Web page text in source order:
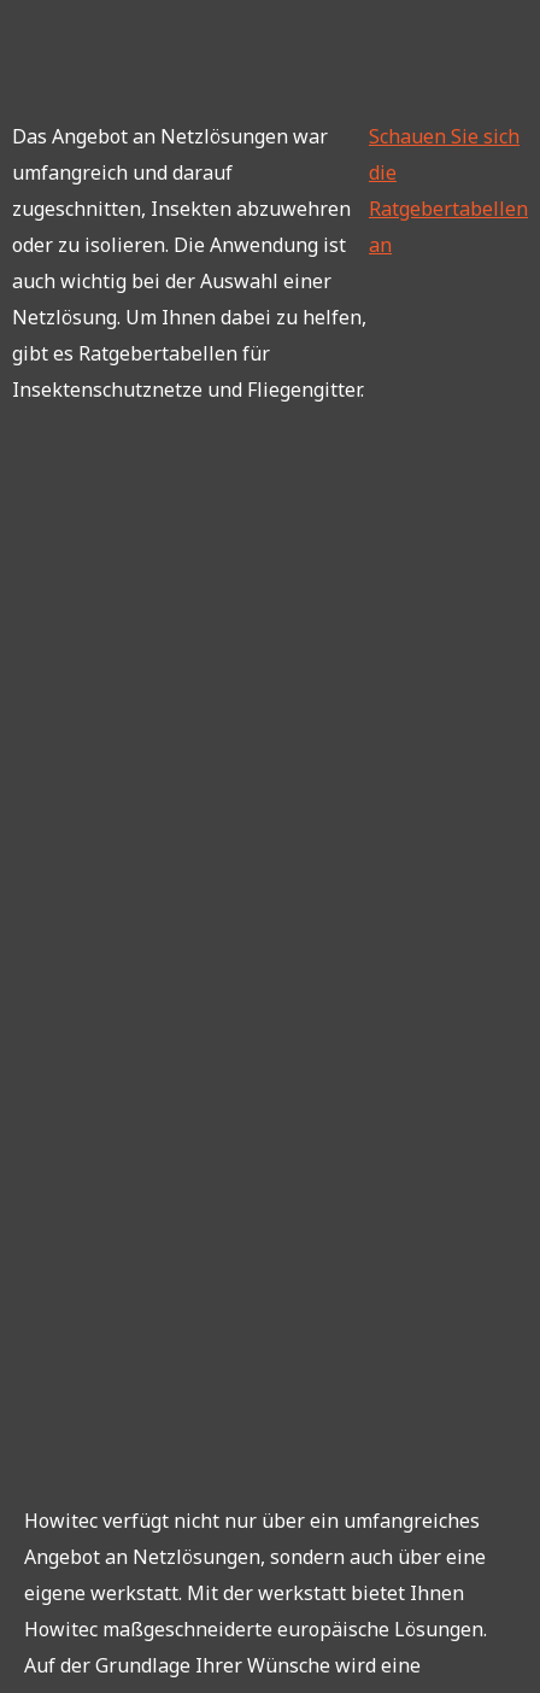
Das Angebot an Netzlösungen war
umfangreich und darauf
zugeschnitten, Insekten abzuwehren
oder zu isolieren. Die Anwendung ist
auch wichtig bei der Auswahl einer
Netzlösung. Um Ihnen dabei zu helfen,
gibt es Ratgebertabellen für
Insektenschutznetze und Fliegengitter.
Schauen Sie sich
die
Ratgebertabellen
an
Howitec verfügt nicht nur über ein umfangreiches
Angebot an Netzlösungen, sondern auch über eine
eigene werkstatt. Mit der werkstatt bietet Ihnen
Howitec maßgeschneiderte europäische Lösungen.
Auf der Grundlage Ihrer Wünsche wird eine